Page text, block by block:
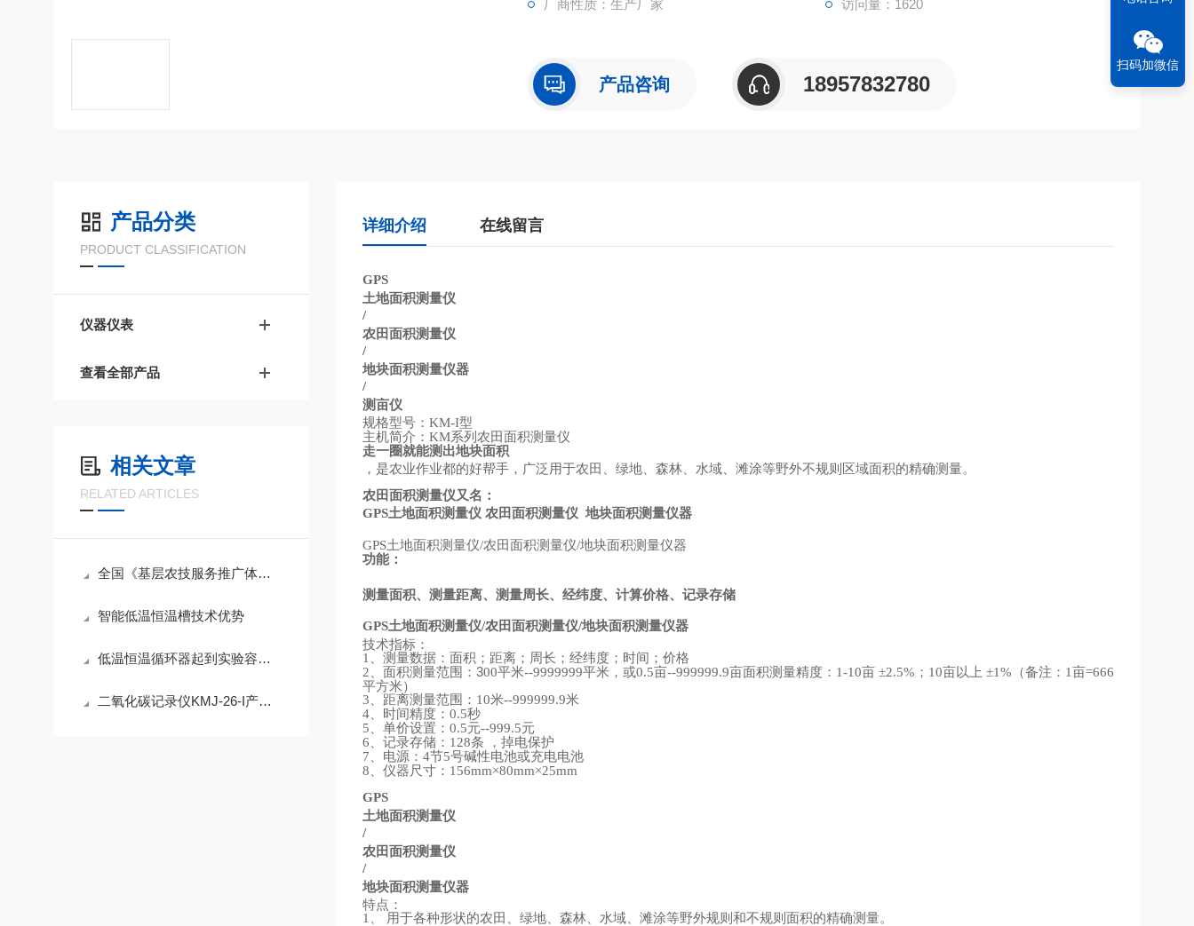
厂商性质：生产厂家 访问量：1620
产品咨询 18957832780
产品分类
PRODUCT CLASSIFICATION
仪器仪表
查看全部产品
相关文章
RELATED ARTICLES
全国《基层农技服务推广体系建设项目》配置清单
智能低温恒温槽技术优势
低温恒温循环器起到实验容器降温或恒温作用
二氧化碳记录仪KMJ-26-I产品简介
详细介绍 在线留言
GPS
土地面积测量仪
/
农田面积测量仪
/
地块面积测量仪器
/
测亩仪
规格型号： KM-I型
主机简介： KM系列农田面积测量仪
走一圈就能测出地块面积
，是农业作业都的好帮手，广泛用于农田、绿地、森林、水域、滩涂等野外不规则区域面积的精确测量。
农田面积测量仪又名：
GPS土地面积测量仪 农田面积测量仪 地块面积测量仪器
GPS土地面积测量仪/农田面积测量仪/地块面积测量仪器
功能：
测量面积、测量距离、测量周长、经纬度、计算价格、记录存储
GPS土地面积测量仪/农田面积测量仪/地块面积测量仪器
技术指标：
1 、测量数据：面积；距离；周长；经纬度；时间；价格
2 、面积测量范围：300平米--9999999平米，或0.5亩--999999.9亩面积测量精度： 1-10亩±2.5% ； 10亩以上 ±1% （备注： 1亩=666
平方米）
3 、距离测量范围： 10米--999999.9米
4、时间精度： 0.5秒
5 、单价设置： 0.5元--999.5元
6 、记录存储： 128条 ，掉电保护
7 、电源： 4节5号碱性电池或充电电池
8 、仪器尺寸： 156mm×80mm×25mm
GPS
土地面积测量仪
/
农田面积测量仪
/
地块面积测量仪器
特点：
1 用于各种形状的农田、绿地、森林、水域、滩涂等野外规则和不规则面积的精确测量。
扫码加微信